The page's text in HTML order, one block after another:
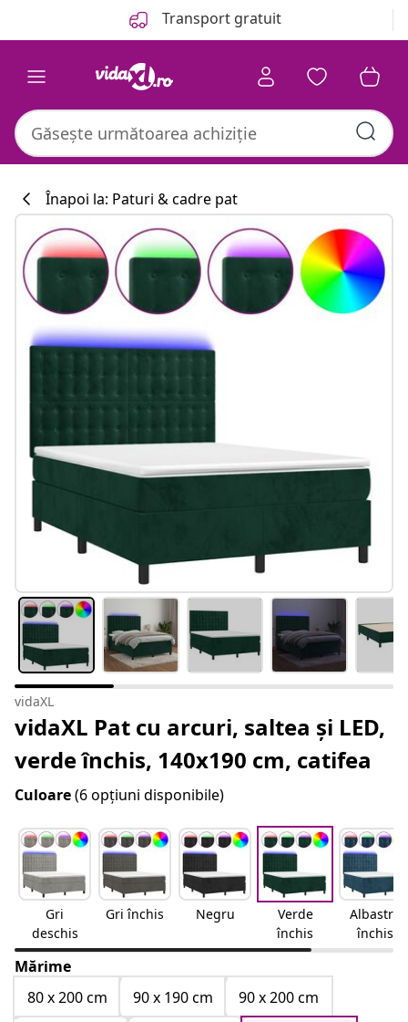
Transport gratuit
Înapoi la: Paturi & cadre pat
vidaXL
vidaXL Pat cu arcuri, saltea și LED,
verde închis, 140x190 cm, catifea
Culoare(6 opțiuni disponibile)
Gri
deschis
Gri închis Negru
Verde
închis
Albastru
închis
Mărime
80 x 200 cm
90 x 190 cm
90 x 200 cm